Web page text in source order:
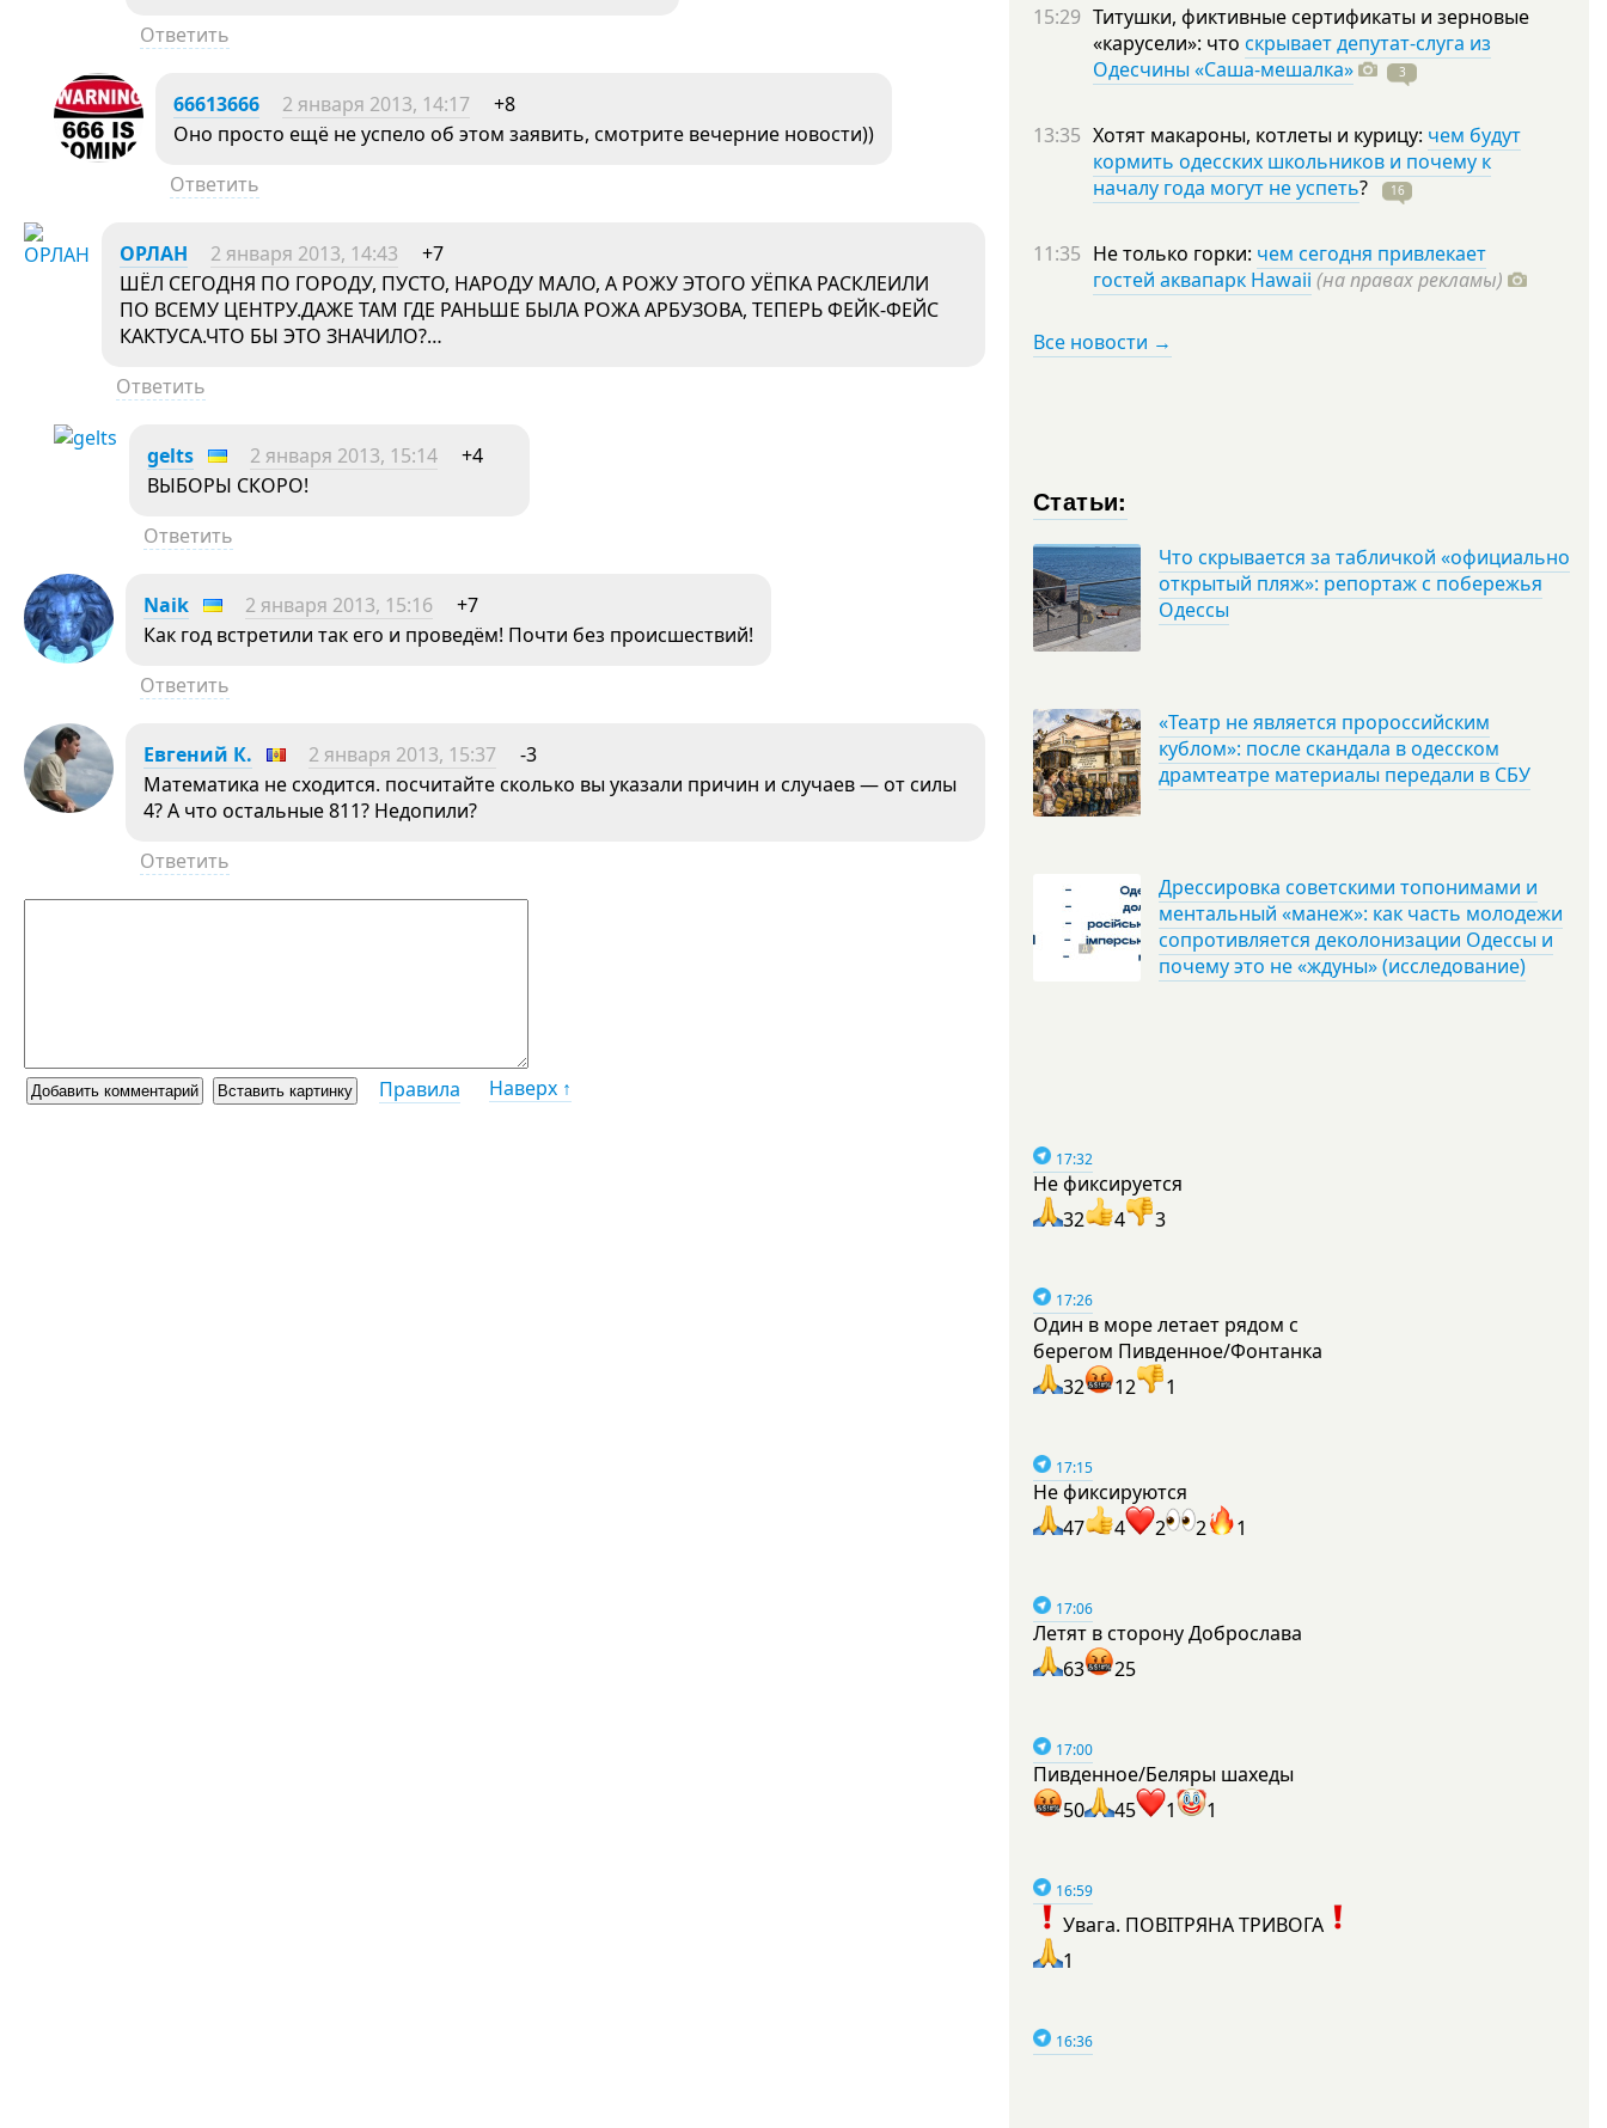
Ответить
66613666 2 января 2013, 14:17
+8
Оно просто ещё не успело об этом заявить, смотрите вечерние новости))
Ответить
ОРЛАН 2 января 2013, 14:43
+7
ШЁЛ СЕГОДНЯ ПО ГОРОДУ, ПУСТО, НАРОДУ МАЛО, А РОЖУ ЭТОГО УЁПКА РАСКЛЕИЛИ
ПО ВСЕМУ ЦЕНТРУ.ДАЖЕ ТАМ ГДЕ РАНЬШЕ БЫЛА РОЖА АРБУЗОВА, ТЕПЕРЬ ФЕЙК-ФЕЙС
КАКТУСА.ЧТО БЫ ЭТО ЗНАЧИЛО?…
Ответить
gelts 2 января 2013, 15:14
+4
ВЫБОРЫ СКОРО!
Ответить
Naik 2 января 2013, 15:16
+7
Как год встретили так его и проведём! Почти без происшествий!
Ответить
Евгений К. 2 января 2013, 15:37
-3
Математика не сходится. посчитайте сколько вы указали причин и случаев — от силы
4? А что остальные 811? Недопили?
Ответить
Правила Наверх ↑
15:29 Титушки, фиктивные сертификаты и зерновые
«карусели»: что скрывает депутат-слуга из
Одесчины «Саша-мешалка»
3
13:35 Хотят макароны, котлеты и курицу: чем будут
кормить одесских школьников и почему к
началу года могут не успеть? 16
11:35 Не только горки: чем сегодня привлекает
гостей аквапарк Hawaii (на правах рекламы)
Все новости →
Статьи:
Что скрывается за табличкой «официально
открытый пляж»: репортаж с побережья
Одессы
«Театр не является пророссийским
кублом»: после скандала в одесском
драмтеатре материалы передали в СБУ
Дрессировка советскими топонимами и
ментальный «манеж»: как часть молодежи
сопротивляется деколонизации Одессы и
почему это не «ждуны» (исследование)
17:32
Не фиксируется
32
4 3
17:26
Один в море летает рядом с
берегом Пивденное/Фонтанка
32
12 1
17:15
Не фиксируются
47
4 2 2 1
17:06
Летят в сторону Доброслава
63
25
17:00
Пивденное/Беляры шахеды
50
45 1 1
16:59
Увага. ПОВІТРЯНА ТРИВОГА
1
16:36